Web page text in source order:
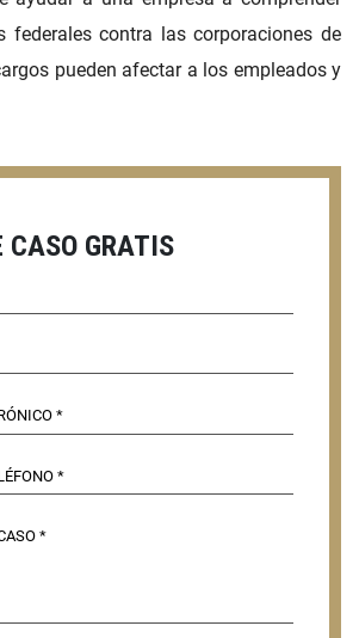
federales contra las corporaciones de
pueden afectar a los empleados y
CASO GRATIS